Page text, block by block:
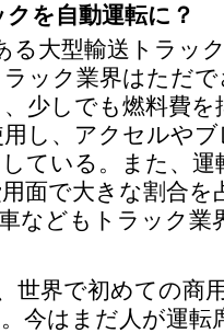
を自動運転に？
る大型輸送トラッ
ック業界はただ
少しでも燃料費
し、アクセルや
ている。また、運
面で大きな割合を
などもトラック業
世界で初めての商
今はまだ人が運転